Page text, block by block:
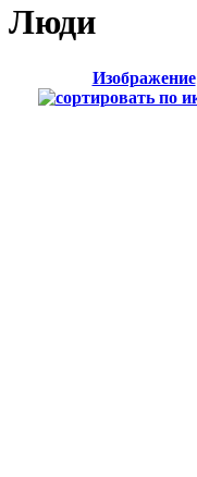
Люди
Изображение